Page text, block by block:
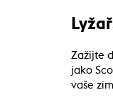
Zažijte
jako
vaše